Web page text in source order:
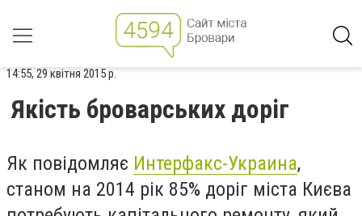
14:55, 29 квітня 2015 р.
Якість броварських доріг
Як повідомляє Интерфакс-Украина,
станом на 2014 рік 85% доріг міста Києва